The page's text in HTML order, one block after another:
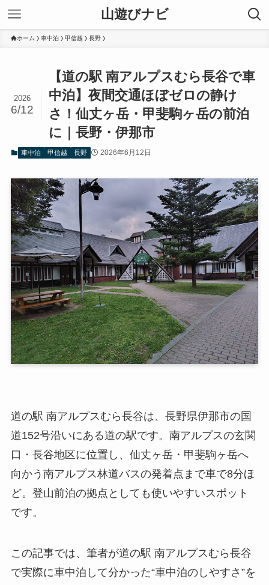
山遊びナビ
ホーム 車中泊 甲信越 長野
【道の駅 南アルプスむら長谷で車
中泊】夜間交通ほぼゼロの静け
さ！仙丈ヶ岳・甲斐駒ヶ岳の前泊
に｜長野・伊那市
2026
6/12
車中泊 甲信越 長野 2026年6月12日
道の駅 南アルプスむら長谷は、長野県伊那市の国
道152号沿いにある道の駅です。南アルプスの玄関
口・長谷地区に位置し、仙丈ヶ岳・甲斐駒ヶ岳へ
向かう南アルプス林道バスの発着点まで車で8分ほ
ど。登山前泊の拠点としても使いやすいスポット
です。
この記事では、筆者が道の駅 南アルプスむら長谷
で実際に車中泊して分かった“車中泊のしやすさ”を